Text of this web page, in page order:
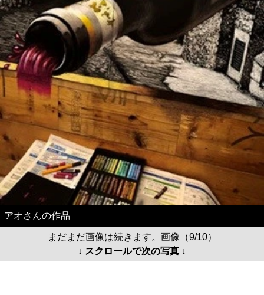
アオさんの作品
まだまだ画像は続きます。画像（9/10）
↓ スクロールで次の写真 ↓